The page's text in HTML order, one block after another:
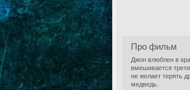
Про фильм
Джон влюблен в
вмешивается
не желает терять
медведь.